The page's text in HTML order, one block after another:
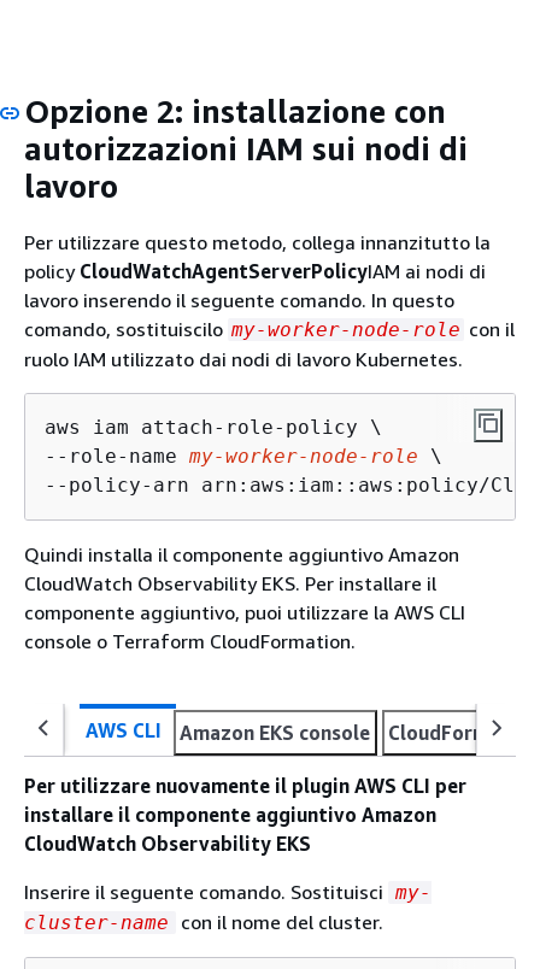
Opzione 2: installazione con
autorizzazioni IAM sui nodi di
lavoro
Per utilizzare questo metodo, collega innanzitutto la
policy CloudWatchAgentServerPolicyIAM ai nodi di
lavoro inserendo il seguente comando. In questo
comando, sostituiscilo my-worker-node-role con il
ruolo IAM utilizzato dai nodi di lavoro Kubernetes.
aws iam attach-role-policy \
--role-name my-worker-node-role \
--policy-arn arn:aws:iam::aws:policy/
Quindi installa il componente aggiuntivo Amazon
CloudWatch Observability EKS. Per installare il
componente aggiuntivo, puoi utilizzare la AWS CLI
console o Terraform CloudFormation.
AWS CLI Amazon EKS console CloudFormation
Per utilizzare nuovamente il plugin AWS CLI per
installare il componente aggiuntivo Amazon
CloudWatch Observability EKS
Inserire il seguente comando. Sostituisci my-
cluster-name
con il nome del cluster.